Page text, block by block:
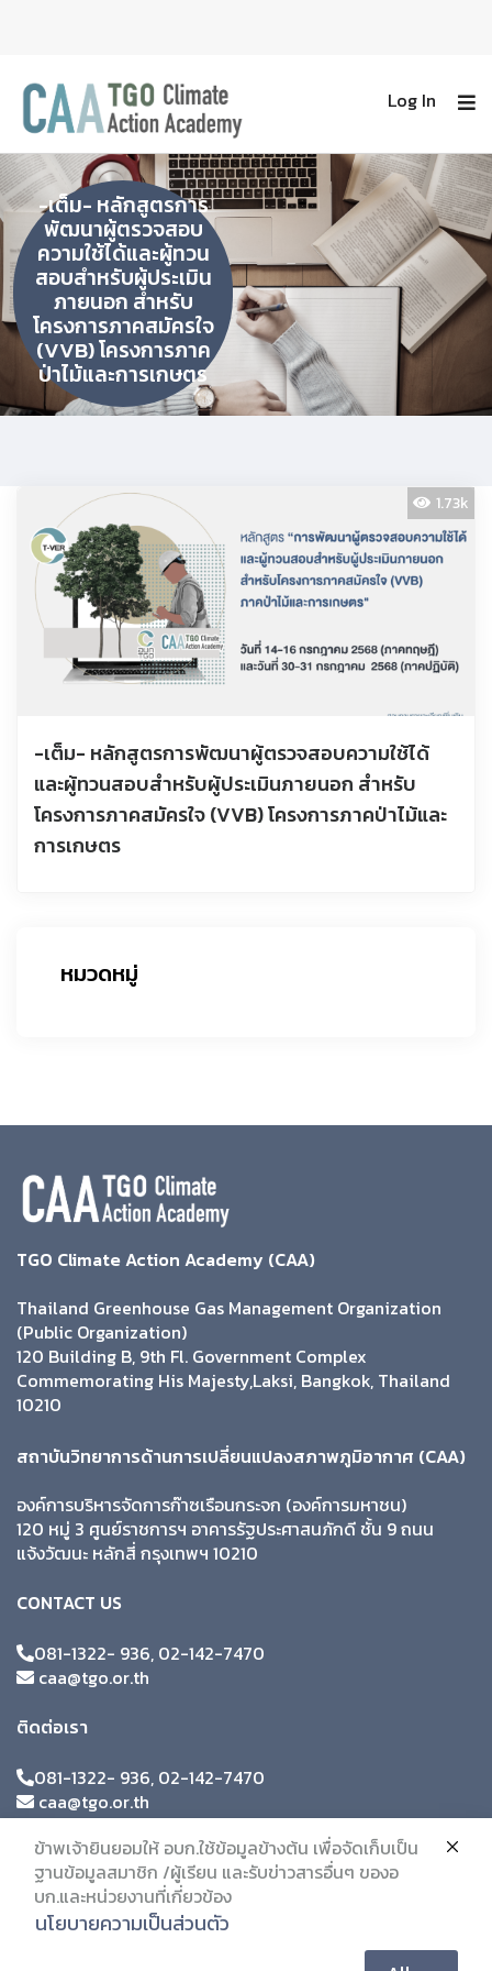
Log In
-เต็ม- หลักสูตรการ
พัฒนาผู้ตรวจสอบ
ความใช้ได้และผู้ทวน
สอบสำหรับผู้ประเมิน
ภายนอก สำหรับ
โครงการภาคสมัครใจ
1.73k
-เต็ม- หลักสูตรการพัฒนาผู้ตรวจสอบความใช้ได้
และผู้ทวนสอบสำหรับผู้ประเมินภายนอก สำหรับ
โครงการภาคสมัครใจ (VVB) โครงการภาคป่าไม้และ
การเกษตร
หมวดหมู่
TGO Climate Action Academy (CAA)
Thailand Greenhouse Gas Management Organization
(Public Organization)
120 Building B, 9th Fl. Government Complex
Commemorating His Majesty,Laksi, Bangkok, Thailand
10210
สถาบันวิทยาการด้านการเปลี่ยนแปลงสภาพภูมิอากาศ (CAA)
องค์การบริหารจัดการก๊าซเรือนกระจก (องค์การมหาชน)
120 หมู่ 3 ศูนย์ราชการฯ อาคารรัฐประศาสนภักดี ชั้น 9 ถนน
แจ้งวัฒนะ หลักสี่ กรุงเทพฯ 10210
CONTACT US
081-1322- 936, 02-142-7470
caa@tgo.or.th
ติดต่อเรา
081-1322- 936, 02-142-7470
caa@tgo.or.th
ข้าพเจ้ายินยอมให้ อบก.ใช้ข้อมูลข้างต้น เพื่อจัดเก็บเป็น
ฐานข้อมูลสมาชิก /ผู้เรียน และรับข่าวสารอื่นๆ ของอ
บก.และหน่วยงานที่เกี่ยวข้อง
นโยบายความเป็นส่วนตัว